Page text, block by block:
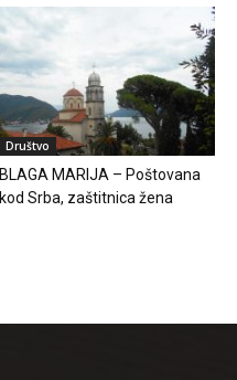
Društvo
BLAGA MARIJA – Poštovana
kod Srba, zaštitnica žena